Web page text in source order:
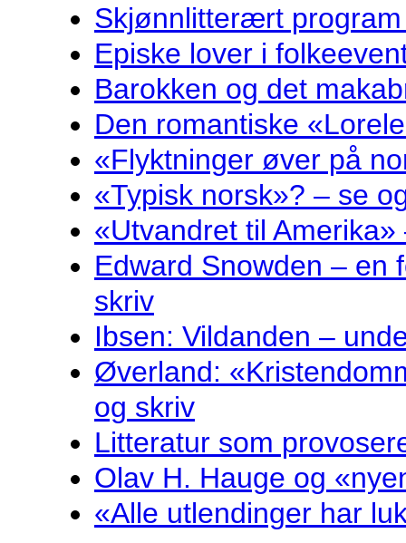
Skjønnlitterært
Episke lover i
Barokken og det
Den romantiske
«Flyktninger øver på
«Typisk norsk»? – se
«Utvandret til
Edward Snowden – en
skriv
Ibsen: Vildanden –
Øverland:
og skriv
Litteratur som
Olav H. Hauge og
«Alle utlendinger har